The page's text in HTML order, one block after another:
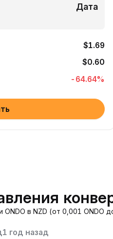
Дата
$1.69
$0.60
-64.64%
в NZD (от 0,001 ONDO
1 год назад